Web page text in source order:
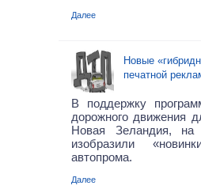
Далее
Новые
печатной
В поддержку
дорожного движения
Новая Зеландия, на
изобразили
автопрома.
Далее